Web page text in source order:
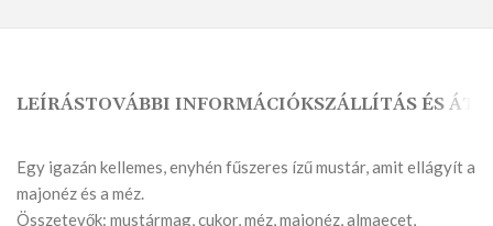
LEÍRÁSTOVÁBBI INFORMÁCIÓKSZÁLLÍTÁS ÉS
Egy igazán kellemes, enyhén fűszeres ízű mustár, amit ellágyít a
majonéz és a méz.
Összetevők: mustármag, cukor, méz, majonéz, almaecet,